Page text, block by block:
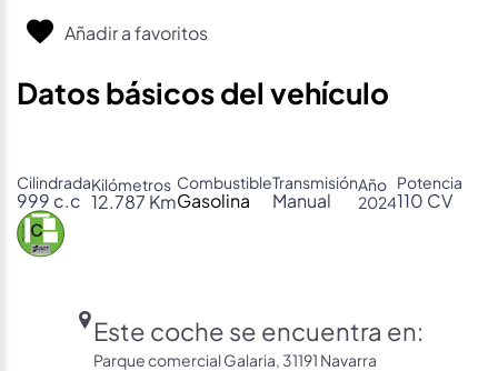
Añadir a favoritos
Datos básicos del vehículo
Cilindrada
999 c.c
Kilómetros
12.787 Km
Combustible
Gasolina
Transmisión
Manual
Año
2024
Potencia
110 CV
Este coche se encuentra en:
Parque comercial Galaria, 31191 Navarra